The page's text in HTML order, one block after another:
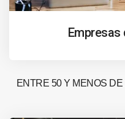
Empresas
ENTRE 50 Y MENOS